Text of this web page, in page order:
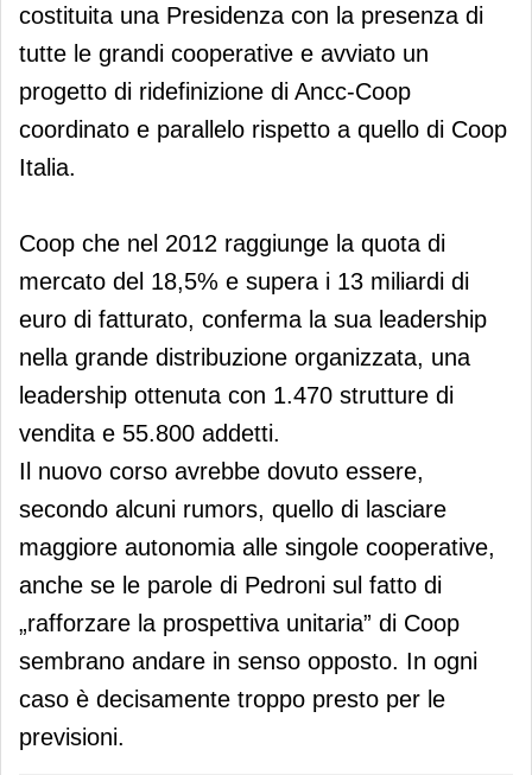
costituita una Presidenza con la presenza di
tutte le grandi cooperative e avviato un
progetto di ridefinizione di Ancc-Coop
coordinato e parallelo rispetto a quello di Coop
Italia.
Coop che nel 2012 raggiunge la quota di
mercato del 18,5% e supera i 13 miliardi di
euro di fatturato, conferma la sua leadership
nella grande distribuzione organizzata, una
leadership ottenuta con 1.470 strutture di
vendita e 55.800 addetti.
Il nuovo corso avrebbe dovuto essere,
secondo alcuni rumors, quello di lasciare
maggiore autonomia alle singole cooperative,
anche se le parole di Pedroni sul fatto di
„rafforzare la prospettiva unitaria” di Coop
sembrano andare in senso opposto. In ogni
caso è decisamente troppo presto per le
previsioni.